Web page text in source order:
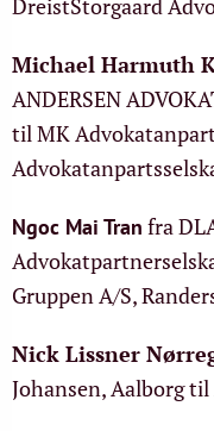
DreistStorgaard
Michael Harmuth
ANDERSEN
til MK
Ngoc Mai Tran fra
Gruppen A/S,
Nick Lissner
Johansen, Aalborg